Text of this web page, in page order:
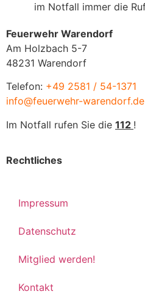
im Notfall immer die
Feuerwehr Warendorf
Am Holzbach 5-7
48231 Warendorf
Telefon: +49 2581 / 54-1371
info@feuerwehr-warendorf.de
Im Notfall rufen Sie die 112 !
Rechtliches
Impressum
Datenschutz
Mitglied werden!
Kontakt